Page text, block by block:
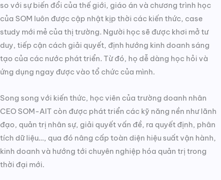
so với sự biến đổi của thế giới, giáo án và chương trình học
của SOM luôn được cập nhật kịp thời các kiến thức, case
study mới mẻ của thị trường. Người học sẽ được khơi mở tư
duy, tiếp cận cách giải quyết, định hướng kinh doanh sáng
tạo của các nước phát triển. Từ đó, họ dễ dàng học hỏi và
ứng dụng ngay được vào tổ chức của mình.
Song song với kiến thức, học viên của trường doanh nhân
CEO SOM-AIT còn được phát triển các kỹ năng nền như lãnh
đạo, quản trị nhân sự, giải quyết vấn đề, ra quyết định, phân
tích dữ liệu…, qua đó nâng cấp toàn diện hiệu suất vận hành,
kinh doanh và hướng tới chuyên nghiệp hóa quản trị trong
thời đại mới.